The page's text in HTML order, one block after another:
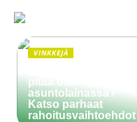
VINKKEJÄ
pitää olla
asuntolainassa?
Katso parhaat
rahoitusvaihtoehdot